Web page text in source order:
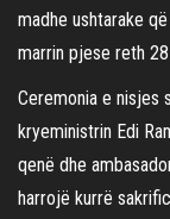
madhe ushtarake
marrin pjese reth
Ceremonia e nisjes
kryeministrin Edi
qenë dhe
harrojë kurrë